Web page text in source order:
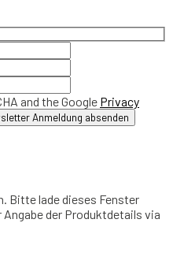
and the Google Privacy
Bitte lade dieses Fenster
der Produktdetails via